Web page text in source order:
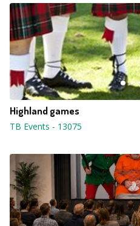
Highland games
TB Events - 13075